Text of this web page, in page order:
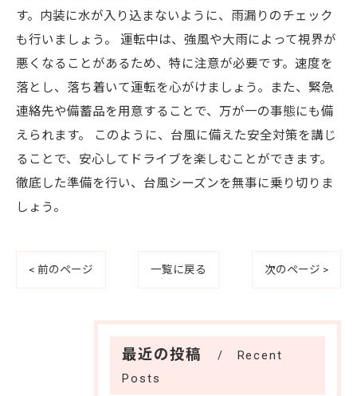
す。内装に水が入り込まないように、雨漏りのチェック
も行いましょう。 運転中は、強風や大雨によって視界が
悪くなることがあるため、特に注意が必要です。速度を
落とし、落ち着いて運転を心がけましょう。また、緊急
連絡先や備蓄品を用意することで、万が一の事態にも備
えられます。 このように、台風に備えた安全対策を講じ
ることで、安心してドライブを楽しむことができます。
徹底した準備を行い、台風シーズンを無事に乗り切りま
しょう。
< 前のページ 一覧に戻る 次のページ >
最近の投稿
Recent
Posts